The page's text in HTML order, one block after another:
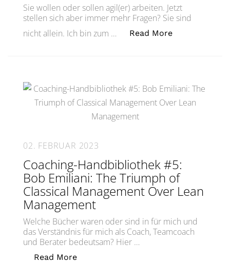
Sie wollen oder sollen agil(er) arbeiten. Jetzt
stellen sich aber immer mehr Fragen? Sie sind
nicht allein. Ich bin zum …
Read More„Wie
02. FEBRUAR 2023
Coaching-Handbibliothek #5:
Bob Emiliani: The Triumph of
Classical Management Over Lean
Management
Welche Bücher waren oder sind in für mich und
das Verständnis für mich als Coach, Teamcoach
und Berater bedeutsam? Hier …
Read More„Coaching-Handbibliothek #5: Bob